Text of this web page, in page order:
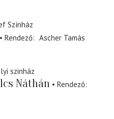
Színház
Rendező
Ascher Tamás
szinház
Náthán
Rendező